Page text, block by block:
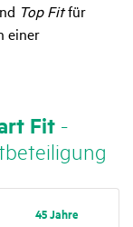
Top Fitfür
einer
Fit -
45 Jahre